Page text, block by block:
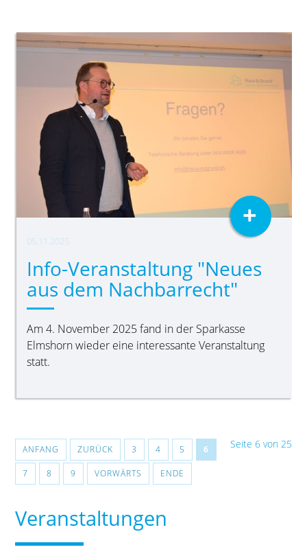
05.11.2025
Info-Veranstaltung "Neues
aus dem Nachbarrecht"
Am 4. November 2025 fand in der Sparkasse
Elmshorn wieder eine interessante Veranstaltung
statt.
+
Seite 6 von 25
ANFANG ZURÜCK 3 4 5 6
7 8 9 VORWÄRTS ENDE
Veranstaltungen